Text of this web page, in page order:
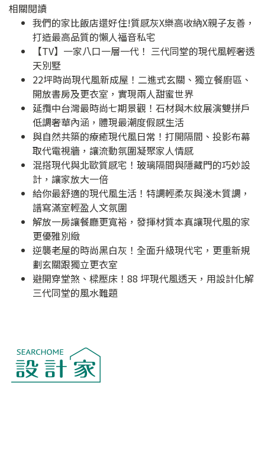
相關閱讀
我們的家比飯店還好住!質感灰X樂高收納X親子友善，
打造最高品質的懶人福音私宅
【TV】一家八口一層一代！ 三代同堂的現代風輕奢透
天別墅
22坪時尚現代風新成屋！二進式玄關、獨立餐廚區、
開放書房及更衣室，實現兩人甜蜜世界
延攬中台灣最時尚七期景觀！石材與木紋展演雙拼戶
低調奢華內涵，體現最潮度假感生活
與自然共築的療癒現代風日常！打開隔間、投影布幕
取代電視牆，讓流動氛圍凝聚家人情感
混搭現代與北歐質感宅！玻璃隔間與隱藏門的巧妙設
計，讓家放大一倍
給你最舒適的現代風生活！特調輕柔灰與淺木質調，
譜寫滿室輕盈人文氛圍
解放一房讓餐廳更寬裕，發揮材質本真讓現代風的家
更優雅別緻
逆襲老屋的時尚黑白灰！全面升級現代宅，更重新規
劃玄關跟獨立更衣室
避開穿堂煞、樑壓床！88 坪現代風透天，用設計化解
三代同堂的風水難題